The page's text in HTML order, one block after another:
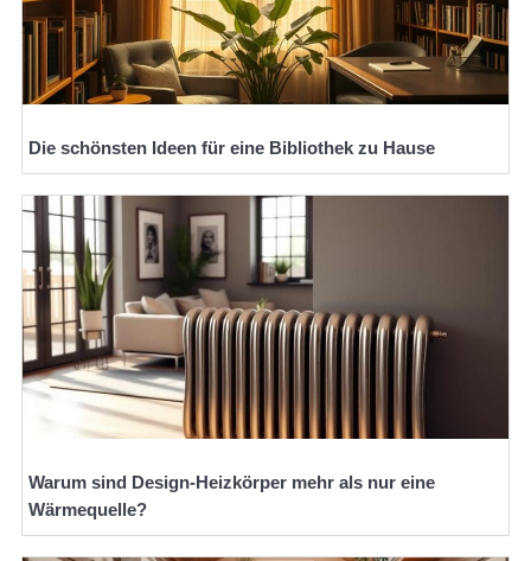
Die schönsten Ideen für eine Bibliothek zu Hause
Warum sind Design-Heizkörper mehr als nur eine
Wärmequelle?